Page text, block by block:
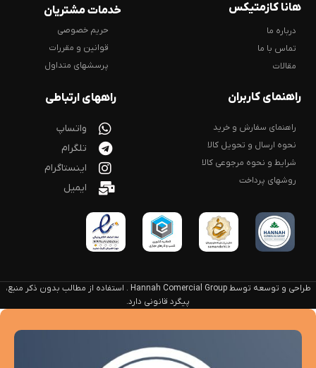
هانا کازمتیکس
درباره ما
تماس با ما
مقالات
خدمات مشتریان
حریم خصوصی
قوانین و مقررات
پرسشهای متداول
راهنمای کاربران
راهنمای سفارش و خرید
نحوه ارسال و تحویل کالا
شرایط و نحوه مرجوعی کالا
روشهای پرداخت
راههای ارتباطی
واتساپ
تلگرام
اینستاگرام
ایمیل
طراحی و توسعه توسط Hannah Comercial Group . استفاده از مطالب بدون ذکر منبع،
پیگرد قانونی دارد.